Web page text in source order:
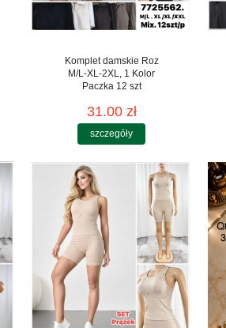
Komplet damskie Roz
M/L-XL-2XL, 1 Kolor
Paczka 12 szt
31.00 zł
szczegóły